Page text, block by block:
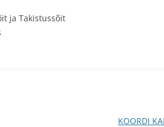
ja Takistussõit
KOORDI